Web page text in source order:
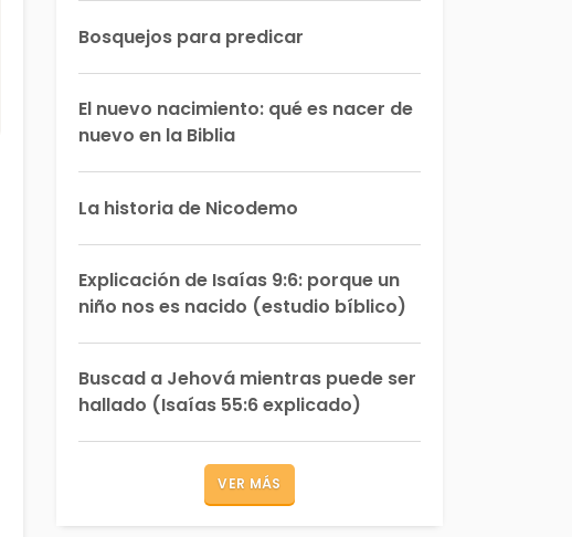
Bosquejos para predicar
El nuevo nacimiento: qué es nacer de
nuevo en la Biblia
La historia de Nicodemo
Explicación de Isaías 9:6: porque un
niño nos es nacido (estudio bíblico)
Buscad a Jehová mientras puede ser
hallado (Isaías 55:6 explicado)
VER MÁS